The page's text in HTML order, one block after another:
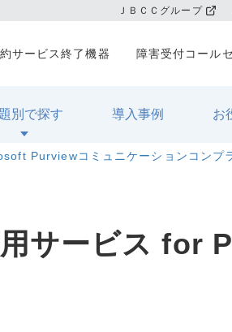
ＪＢＣＣグループ
別で探す 導入事例 お
サービス終了機器 障害受付コール
Purviewコミュニケーションコンプ
サービス for